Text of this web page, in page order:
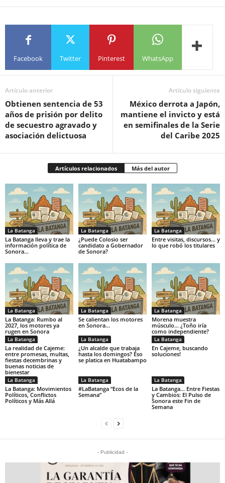
Facebook Twitter Pinterest WhatsApp
Artículo anterior
Obtienen sentencia de 53
años de prisión por delito
de secuestro agravado y
asociación delictuosa
Artículo siguiente
México derrota a Japón,
mantiene el invicto y está
en semifinales de la Serie
del Caribe 2025
Artículos relacionados Más del autor
La Batanga
La Batanga lleva y trae la
información política de
Sonora…
La Batanga
¿Puede Colosio ser
candidato a Gobernador
de Sonora?
La Batanga
Entre visitas, discursos… y
lo que robó los titulares
La Batanga
La Batanga: Rumbo al
2027, los motores ya
rugen en Sonora
La Batanga
Se calientan los motores
en Sonora…
La Batanga
Morena muestra
músculo… ¿Toño iría
como independiente?
La Batanga
La realidad de Cajeme:
entre promesas, multas,
fiestas decembrinas y
buenas noticias de
bienestar
La Batanga
¿Un alcalde que trabaja
hasta los domingos? Eso
se platica en Huatabampo
La Batanga
En Cajeme, buscando
soluciones!
La Batanga
La Batanga: Movimientos
Políticos, Conflictos
Políticos y Más Allá
La Batanga
#LaBatanga “Ecos de la
Semana”
La Batanga
La Batanga… Entre Fiestas
y Cambios: El Pulso de
Sonora este Fin de
Semana
- Publicidad -